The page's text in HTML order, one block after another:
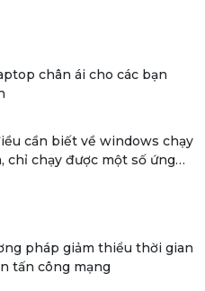
chân ái cho các bạn
cần biết về windows chạy
chỉ chạy được một số ứng
pháp giảm thiểu thời gian
tấn công mạng